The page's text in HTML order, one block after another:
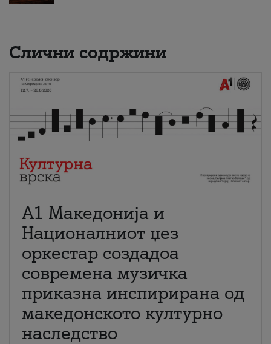
Слични содржини
А1 Македонија и
Националниот џез
оркестар создадоа
современа музичка
приказна инспирирана од
македонското културно
наследство